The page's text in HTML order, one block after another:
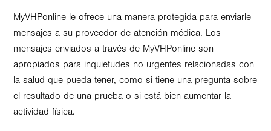
MyVHPonline le ofrece una manera protegida para enviarle
mensajes a su proveedor de atención médica. Los
mensajes enviados a través de MyVHPonline son
apropiados para inquietudes no urgentes relacionadas con
la salud que pueda tener, como si tiene una pregunta sobre
el resultado de una prueba o si está bien aumentar la
actividad física.